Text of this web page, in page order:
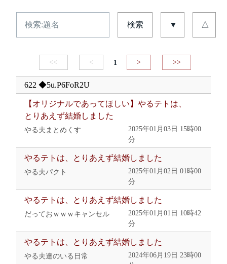
検索 ▼ △
<< < 1 > >>
622 ◆5u.P6FoR2U
【オリジナルであってほしい】やるテトは、
とりあえず結婚しました
やる夫まとめくす
2025年01月03日 15時00
分
やるテトは、とりあえず結婚しました
やる夫パクト
2025年01月02日 01時00
分
やるテトは、とりあえず結婚しました
だっておｗｗｗキャンセル
2025年01月01日 10時42
分
やるテトは、とりあえず結婚しました
やる夫達のいる日常
2024年06月19日 23時00